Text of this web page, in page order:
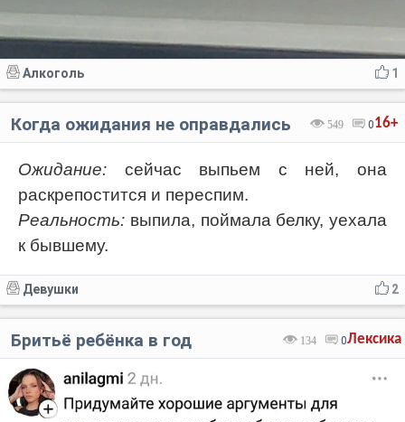
1
Алкоголь
16+
549 0
Когда ожидания не оправдались
Ожидание: сейчас выпьем с ней, она
раскрепостится и переспим.
Реальность: выпила, поймала белку, уехала
к бывшему.
2
Девушки
Лексика
134 0
Бритьё ребёнка в год